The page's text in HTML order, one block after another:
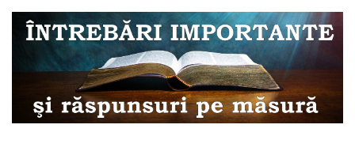
conținut